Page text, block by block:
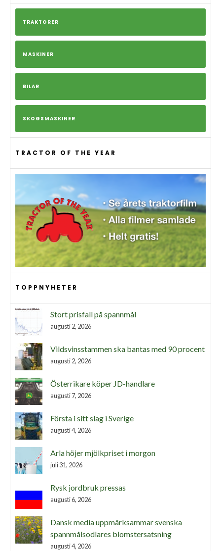
TRAKTORER
MASKINER
BILAR
SKOGSMASKINER
TRACTOR OF THE YEAR
TOPPNYHETER
Stort prisfall på spannmål
augusti 2, 2026
Vildsvinsstammen ska bantas med 90 procent
augusti 2, 2026
Österrikare köper JD-handlare
augusti 7, 2026
Första i sitt slag i Sverige
augusti 4, 2026
Arla höjer mjölkpriset i morgon
juli 31, 2026
Rysk jordbruk pressas
augusti 6, 2026
Dansk media uppmärksammar svenska
spannmålsodlares blomstersatsning
augusti 4, 2026